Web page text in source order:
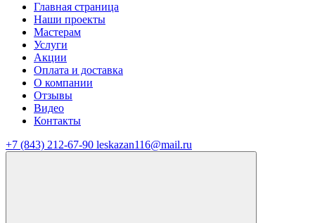
Главная страница
Наши проекты
Мастерам
Услуги
Акции
Оплата и доставка
О компании
Отзывы
Видео
Контакты
+7 (843) 212-67-90 leskazan116@mail.ru